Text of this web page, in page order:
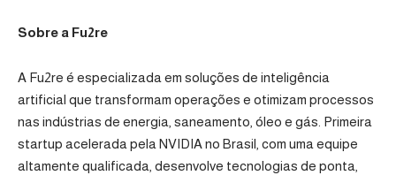
Sobre a Fu2re
A Fu2re é especializada em soluções de inteligência
artificial que transformam operações e otimizam processos
nas indústrias de energia, saneamento, óleo e gás. Primeira
startup acelerada pela NVIDIA no Brasil, com uma equipe
altamente qualificada, desenvolve tecnologias de ponta,